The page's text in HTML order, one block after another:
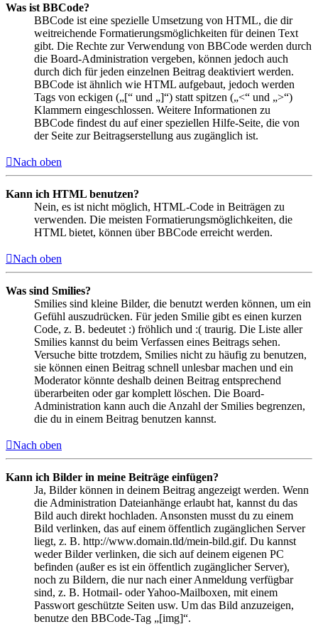
Was ist BBCode?
BBCode ist eine spezielle Umsetzung von HTML, die dir
weitreichende Formatierungsmöglichkeiten für deinen Text
gibt. Die Rechte zur Verwendung von BBCode werden durch
die Board-Administration vergeben, können jedoch auch
durch dich für jeden einzelnen Beitrag deaktiviert werden.
BBCode ist ähnlich wie HTML aufgebaut, jedoch werden
Tags von eckigen („[“ und „]“) statt spitzen („<“ und „>“)
Klammern eingeschlossen. Weitere Informationen zu
BBCode findest du auf einer speziellen Hilfe-Seite, die von
der Seite zur Beitragserstellung aus zugänglich ist.
Nach oben
Kann ich HTML benutzen?
Nein, es ist nicht möglich, HTML-Code in Beiträgen zu
verwenden. Die meisten Formatierungsmöglichkeiten, die
HTML bietet, können über BBCode erreicht werden.
Nach oben
Was sind Smilies?
Smilies sind kleine Bilder, die benutzt werden können, um ein
Gefühl auszudrücken. Für jeden Smilie gibt es einen kurzen
Code, z. B. bedeutet :) fröhlich und :( traurig. Die Liste aller
Smilies kannst du beim Verfassen eines Beitrags sehen.
Versuche bitte trotzdem, Smilies nicht zu häufig zu benutzen,
sie können einen Beitrag schnell unlesbar machen und ein
Moderator könnte deshalb deinen Beitrag entsprechend
überarbeiten oder gar komplett löschen. Die Board-
Administration kann auch die Anzahl der Smilies begrenzen,
die du in einem Beitrag benutzen kannst.
Nach oben
Kann ich Bilder in meine Beiträge einfügen?
Ja, Bilder können in deinem Beitrag angezeigt werden. Wenn
die Administration Dateianhänge erlaubt hat, kannst du das
Bild auch direkt hochladen. Ansonsten musst du zu einem
Bild verlinken, das auf einem öffentlich zugänglichen Server
liegt, z. B. http://www.domain.tld/mein-bild.gif. Du kannst
weder Bilder verlinken, die sich auf deinem eigenen PC
befinden (außer es ist ein öffentlich zugänglicher Server),
noch zu Bildern, die nur nach einer Anmeldung verfügbar
sind, z. B. Hotmail- oder Yahoo-Mailboxen, mit einem
Passwort geschützte Seiten usw. Um das Bild anzuzeigen,
benutze den BBCode-Tag „[img]“.